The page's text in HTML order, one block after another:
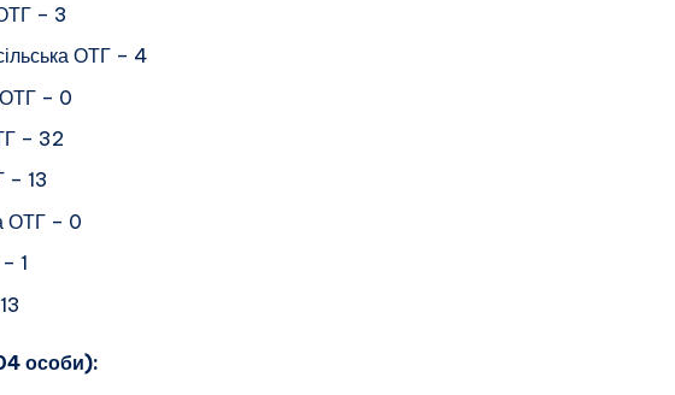
– 3
ОТГ – 4
– 0
– 32
– 13
ОТГ – 0
1
особи):